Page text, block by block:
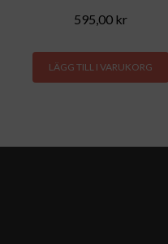
595,00 kr
LÄGG TILL I VARUKORG